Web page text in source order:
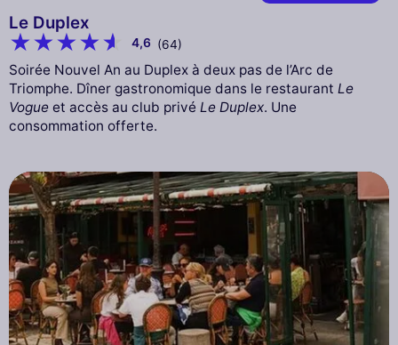
Le Duplex
4,6 (64)
Soirée Nouvel An au Duplex à deux pas de l’Arc de
Triomphe. Dîner gastronomique dans le restaurant Le
Vogue et accès au club privé Le Duplex. Une
consommation offerte.